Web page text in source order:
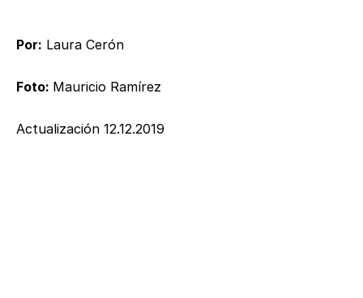
Por: Laura Cerón
Foto: Mauricio Ramírez
Actualización 12.12.2019